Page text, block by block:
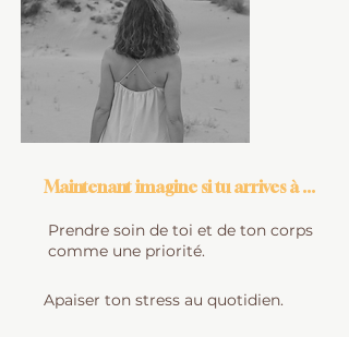
Maintenant imagine si tu arrives à ...
Prendre soin de toi et de ton corps
comme une priorité.
Apaiser ton stress au quotidien.